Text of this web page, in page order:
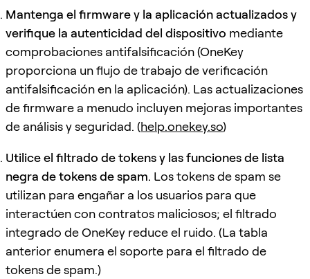
Mantenga el firmware y la aplicación actualizados y
verifique la autenticidad del dispositivo mediante
comprobaciones antifalsificación (OneKey
proporciona un flujo de trabajo de verificación
antifalsificación en la aplicación). Las actualizaciones
de firmware a menudo incluyen mejoras importantes
de análisis y seguridad. (help.onekey.so)
Utilice el filtrado de tokens y las funciones de lista
negra de tokens de spam. Los tokens de spam se
utilizan para engañar a los usuarios para que
interactúen con contratos maliciosos; el filtrado
integrado de OneKey reduce el ruido. (La tabla
anterior enumera el soporte para el filtrado de
tokens de spam.)